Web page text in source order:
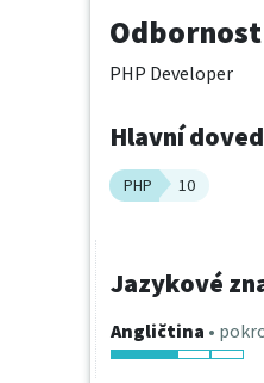
PHP Developer
Hlavní
PHP 10
Jazykové
Angličtina •